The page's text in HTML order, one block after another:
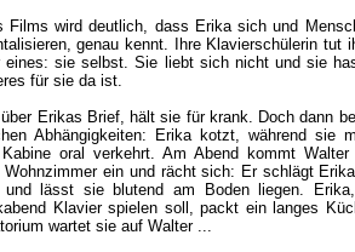
Films wird deutlich, dass Erika sich und
genau kennt. Ihre Klavierschülerin tut
eines: sie selbst. Sie liebt sich nicht und sie
für sie da ist.
Erikas Brief, hält sie für krank. Doch dann
Abhängigkeiten: Erika kotzt, während sie
oral verkehrt. Am Abend kommt
ein und rächt sich: Er schlägt
und lässt sie blutend am Boden liegen.
Klavier spielen soll, packt ein langes
wartet sie auf Walter ...